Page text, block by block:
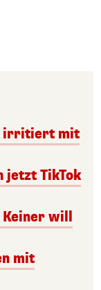
irritiert mit
TikTok
will
mit